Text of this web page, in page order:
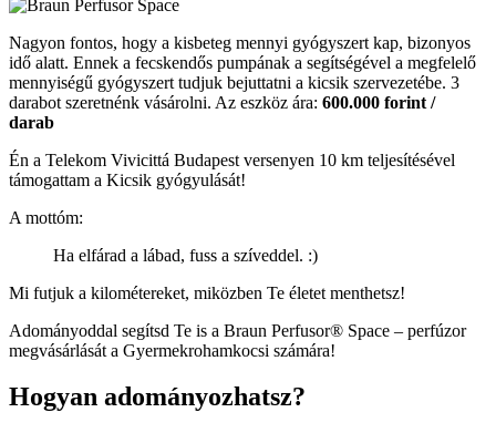
Nagyon fontos, hogy a kisbeteg mennyi gyógyszert kap, bizonyos
idő alatt. Ennek a fecskendős pumpának a segítségével a megfelelő
mennyiségű gyógyszert tudjuk bejuttatni a kicsik szervezetébe. 3
darabot szeretnénk vásárolni. Az eszköz ára: 600.000 forint /
darab
Én a Telekom Vivicittá Budapest versenyen 10 km teljesítésével
támogattam a Kicsik gyógyulását!
A mottóm:
Ha elfárad a lábad, fuss a szíveddel. :)
Mi futjuk a kilométereket, miközben Te életet menthetsz!
Adományoddal segítsd Te is a Braun Perfusor® Space – perfúzor
megvásárlását a Gyermekrohamkocsi számára!
Hogyan adományozhatsz?